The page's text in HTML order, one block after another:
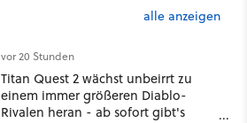
alle anzeigen
vor 20 Stunden
Titan Quest 2 wächst unbeirrt zu
einem immer größeren Diablo-
Rivalen heran - ab sofort gibt's